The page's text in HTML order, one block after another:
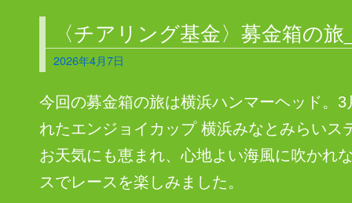
〈チアリング基金〉募金箱の旅
2026年4月7日
今回の募金箱の旅は横浜ハンマーヘッド。
れたエンジョイカップ 横浜みなとみらいス
お天気にも恵まれ、心地よい海風に吹かれ
スでレースを楽しみました。